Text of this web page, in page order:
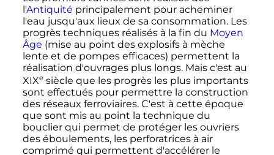
l'Antiquité principalement pour acheminer
l'eau jusqu'aux lieux de sa consommation. Les
progrès techniques réalisés à la fin du Moyen
Âge (mise au point des explosifs à mèche
lente et de pompes efficaces) permettent la
réalisation d'ouvrages plus longs. Mais c'est au
XIXe siècle que les progrès les plus importants
sont effectués pour permettre la construction
des réseaux ferroviaires. C'est à cette époque
que sont mis au point la technique du
bouclier qui permet de protéger les ouvriers
des éboulements, les perforatrices à air
comprimé qui permettent d'accélérer le